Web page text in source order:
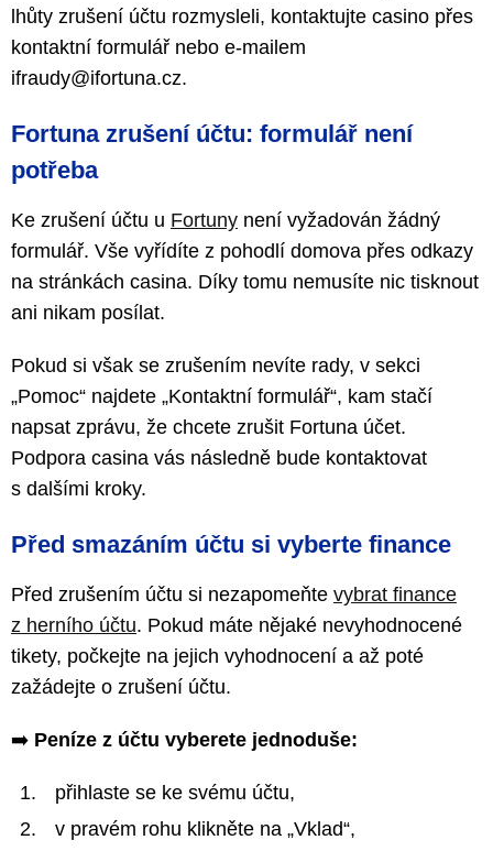
lhůty zrušení účtu rozmysleli, kontaktujte casino přes
kontaktní formulář nebo e-mailem
ifraudy@ifortuna.cz.
Fortuna zrušení účtu: formulář není
potřeba
Ke zrušení účtu u Fortuny není vyžadován žádný
formulář. Vše vyřídíte z pohodlí domova přes odkazy
na stránkách casina. Díky tomu nemusíte nic tisknout
ani nikam posílat.
Pokud si však se zrušením nevíte rady, v sekci
„Pomoc“ najdete „Kontaktní formulář“, kam stačí
napsat zprávu, že chcete zrušit Fortuna účet.
Podpora casina vás následně bude kontaktovat
s dalšími kroky.
Před smazáním účtu si vyberte finance
Před zrušením účtu si nezapomeňte vybrat finance
z herního účtu. Pokud máte nějaké nevyhodnocené
tikety, počkejte na jejich vyhodnocení a až poté
zažádejte o zrušení účtu.
➡️ Peníze z účtu vyberete jednoduše:
přihlaste se ke svému účtu,
v pravém rohu klikněte na „Vklad“,